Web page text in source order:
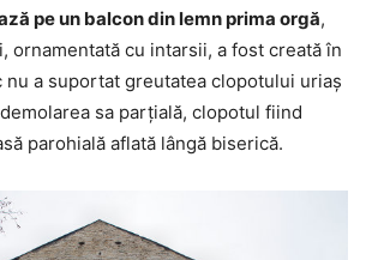
pe un balcon din lemn prima orgă,
ornamentată cu intarsii, a fost creată în
nu a suportat greutatea clopotului uriaş
sa parţială, clopotul fiind
parohială aflată lângă biserică.